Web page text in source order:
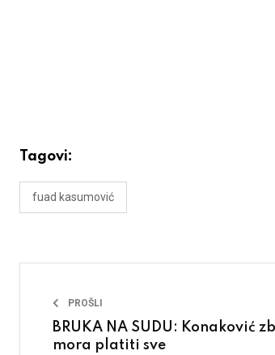
Tagovi:
fuad kasumović
PROŠLI
BRUKA NA SUDU: Konaković
mora platiti sve